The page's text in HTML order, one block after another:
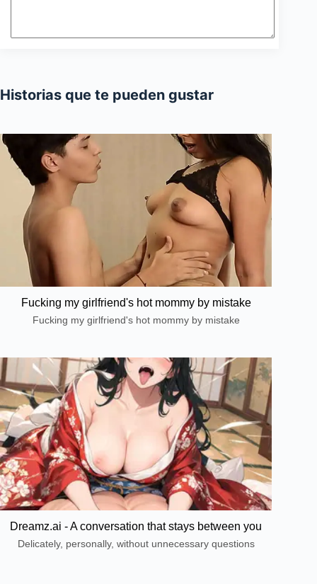
Historias que te pueden gustar
Fucking my girlfriend's hot mommy by mistake
Fucking my girlfriend's hot mommy by mistake
Dreamz.ai - A conversation that stays between you
Delicately, personally, without unnecessary questions